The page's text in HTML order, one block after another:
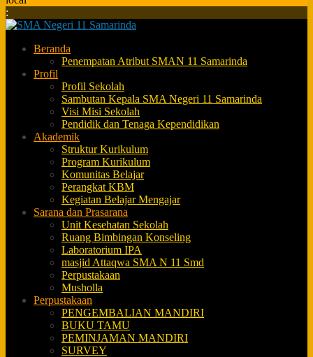
:
Beranda
Penempatan Atribut SMAN 11 Samarinda
Profil
Profil Sekolah
Sambutan Kepala SMA Negeri 11 Samarinda
Visi Misi Sekolah
Pendidik dan Tenaga Kependidikan
Akademik
Struktur Kurikulum
Program Kurikulum
Komunitas Belajar
Perangkat KBM
Kegiatan Belajar Mengajar
Sarana dan Prasarana
Unit Kesehatan Sekolah
Ruang Bimbingan Konseling
Laboratorium IPA
masjid Attaqwa SMA N 11 Smd
Perpustakaan
Musholla
Perpustakaan
PENGEMBALIAN MANDIRI
BUKU TAMU
PEMINJAMAN MANDIRI
SURVEY